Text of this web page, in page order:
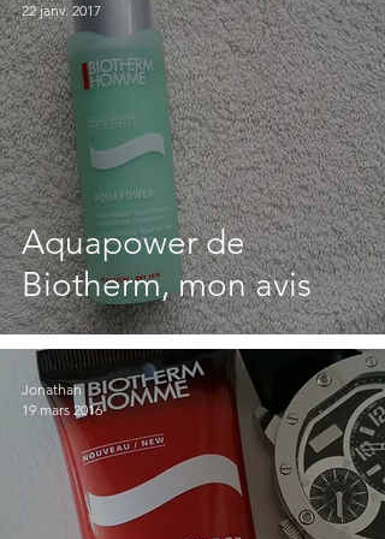
Aquapower de
Biotherm, mon avis
22 janv. 2017
Jonathan
19 mars 2016